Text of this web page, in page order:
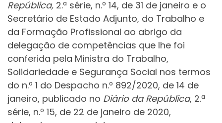
República, 2.ª série, n.º 14, de 31 de janeiro e o
Secretário de Estado Adjunto, do Trabalho e
da Formação Profissional ao abrigo da
delegação de competências que lhe foi
conferida pela Ministra do Trabalho,
Solidariedade e Segurança Social nos termos
do n.º 1 do Despacho n.º 892/2020, de 14 de
janeiro, publicado no Diário da República, 2.ª
série, n.º 15, de 22 de janeiro de 2020,